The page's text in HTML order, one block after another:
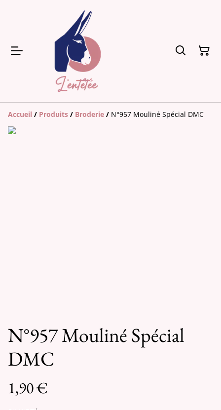
Accueil / Produits / Broderie / N°957 Mouliné Spécial DMC
N°957 Mouliné Spécial
DMC
1,90 €